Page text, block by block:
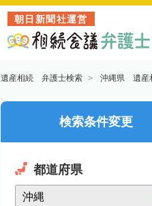
朝日新聞社運営
遺産相続 弁護士検索 沖縄県 遺産
検索条件変更
都道府県